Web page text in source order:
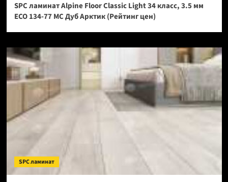
SPC ламинат Alpine Floor Classic Light 34 класс, 3.5 мм
ECO 134-77 МС Дуб Арктик (Рейтинг цен)
SPC ламинат